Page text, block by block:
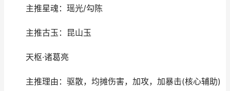
主推星魂：瑶光/勾陈
主推古玉：昆山玉
天枢·诸葛亮
主推理由：驱散，均摊伤害，加攻，加暴击(核心辅助)